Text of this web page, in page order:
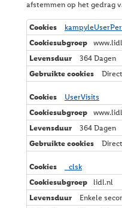
afstemmen op het gedrag
A
n
a
y
s
c
h
364 Dagen
Direct
UserVisits
364 Dagen
Direct
_clsk
lidl.nl
Enkele